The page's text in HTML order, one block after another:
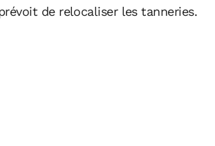
de relocaliser les tanneries.